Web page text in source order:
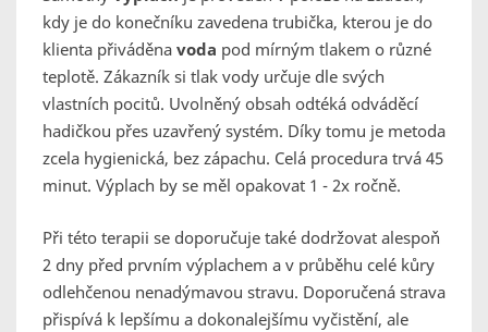
kdy je do konečníku zavedena trubička, kterou je do
klienta přiváděna voda pod mírným tlakem o různé
teplotě. Zákazník si tlak vody určuje dle svých
vlastních pocitů. Uvolněný obsah odtéká odváděcí
hadičkou přes uzavřený systém. Díky tomu je metoda
zcela hygienická, bez zápachu. Celá procedura trvá 45
minut. Výplach by se měl opakovat 1 - 2x ročně.
Při této terapii se doporučuje také dodržovat alespoň
2 dny před prvním výplachem a v průběhu celé kůry
odlehčenou nenadýmavou stravu. Doporučená strava
přispívá k lepšímu a dokonalejšímu vyčistění, ale